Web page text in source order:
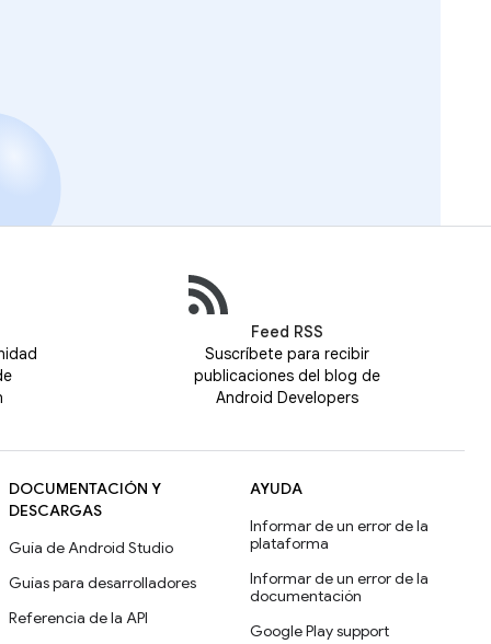
Feed RSS
Suscríbete para recibir
publicaciones del blog de
Android Developers
DOCUMENTACIÓN Y
DESCARGAS
Guía de Android Studio
Guías para desarrolladores
Referencia de la API
AYUDA
Informar de un error de la
plataforma
Informar de un error de la
documentación
Google Play support